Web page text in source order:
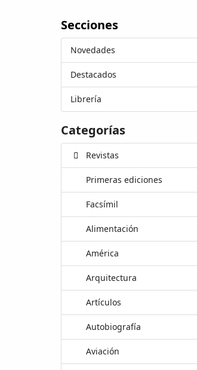
Secciones
Novedades
Destacados
Librería
Categorías
Revistas
Primeras ediciones
Facsímil
Alimentación
América
Arquitectura
Artículos
Autobiografía
Aviación